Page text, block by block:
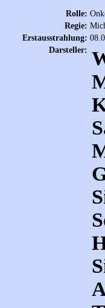
Rolle:
Regie:
Erstausstrahlung:
Darsteller: